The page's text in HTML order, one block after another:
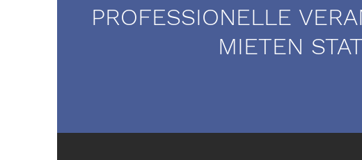
PROFESSIONELLE
MIETEN